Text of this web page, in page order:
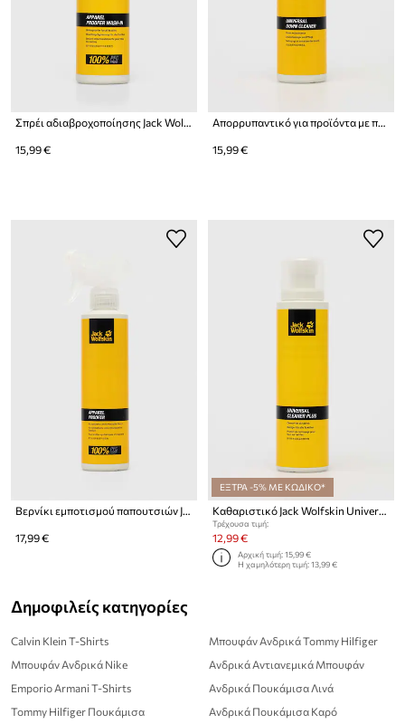
Σπρέι αδιαβροχοποίησης Jack Wolfskin
15,99 €
Απορρυπαντικό για προϊόντα με πουπουλένιο γέμισμα Jack Wolfskin 10
15,99 €
Βερνίκι εμποτισμού παπουτσιών Jack Wolfskin 10
17,99 €
ΕΞΤΡΑ -5% ΜΕ ΚΩΔΙΚΟ*
Καθαριστικό Jack Wolfskin Universal Cleaner
Τρέχουσα τιμή:
12,99 €
Αρχική τιμή:15,99 €
Η χαμηλότερη τιμή:13,99 €
Δημοφιλείς κατηγορίες
Calvin Klein T-Shirts
Μπουφάν Ανδρικά Nike
Emporio Armani T-Shirts
Tommy Hilfiger Πουκάμισα
Μπουφάν Ανδρικά Tommy Hilfiger
Ανδρικά Αντιανεμικά Μπουφάν
Ανδρικά Πουκάμισα Λινά
Ανδρικά Πουκάμισα Καρό